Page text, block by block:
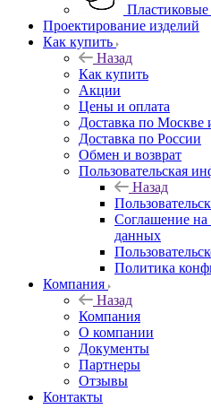
Пластиковые
Проектирование изделий
Как купить
Назад
Как купить
Акции
Цены и оплата
Доставка по Москве
Доставка по России
Обмен и возврат
Пользовательская
Назад
Соглашение на
данных
Политика
Компания
Назад
Компания
О компании
Документы
Партнеры
Отзывы
Контакты